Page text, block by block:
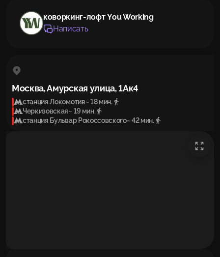
коворкинг-лофт You Working
Написать
Москва, Амурская улица, 1Ак4
станция Локомотив~ 18 мин.
Черкизовская~ 19 мин.
станция Бульвар Рокоссовского~ 42 мин.